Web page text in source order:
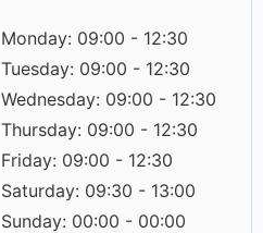
Monday: 09:00 - 12:30
Tuesday: 09:00 - 12:30
Wednesday: 09:00 - 12:30
Thursday: 09:00 - 12:30
Friday: 09:00 - 12:30
Saturday: 09:30 - 13:00
Sunday: 00:00 - 00:00